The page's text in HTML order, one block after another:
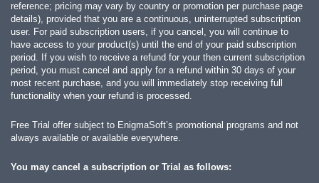
reference; pricing may vary by country or promotion per purchase page
details), provided that you are a continuous, uninterrupted subscription
user. For paid subscription users, if you cancel, you will continue to
have access to your product(s) until the end of your paid subscription
period. If you wish to receive a refund for your then current subscription
period, you must cancel and apply for a refund within 30 days of your
most recent purchase, and you will immediately stop receiving full
functionality when your refund is processed.
Free Trial offer subject to EnigmaSoft’s promotional programs and not
always available or available everywhere.
You may cancel a subscription or Trial as follows: